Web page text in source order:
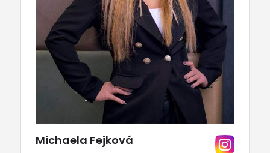
Michaela Fejková